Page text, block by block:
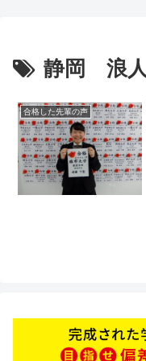
静岡 浪
合格した先輩の声